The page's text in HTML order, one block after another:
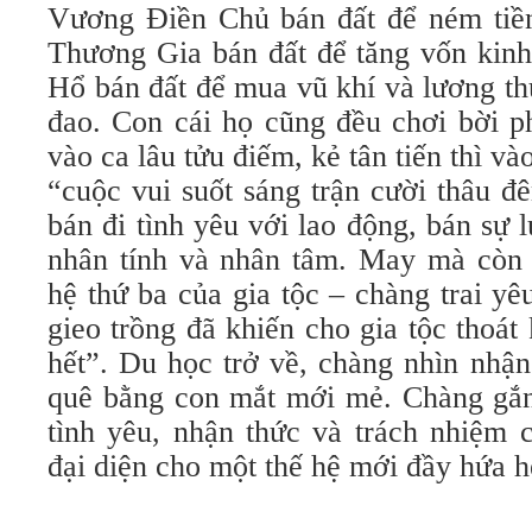
Vương Điền Chủ bán đất để ném
Thương Gia bán đất để tăng vốn
Hổ bán đất để mua vũ khí và lương
đao. Con cái họ cũng đều chơi bời
vào ca lâu tửu điếm, kẻ tân tiến thì
“cuộc vui suốt sáng trận cười thâu
bán đi tình yêu với lao động, bán sự
nhân tính và nhân tâm. May mà
hệ thứ ba của gia tộc – chàng trai
gieo trồng đã khiến cho gia tộc thoát
hết”. Du học trở về, chàng nhìn
quê bằng con mắt mới mẻ. Chàng
tình yêu, nhận thức và trách nhiệm
đại diện cho một thế hệ mới đầy hứa